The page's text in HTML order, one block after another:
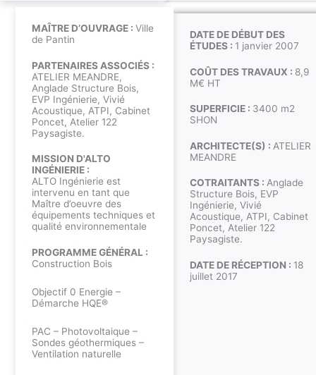
DATE DE DÉBUT DES
ÉTUDES : 1 janvier 2007
COÛT DES TRAVAUX : 8,9
M€ HT
SUPERFICIE : 3400 m2
SHON
ARCHITECTE(S) : ATELIER
MEANDRE
COTRAITANTS : Anglade
Structure Bois, EVP
Ingénierie, Vivié
Acoustique, ATPI, Cabinet
Poncet, Atelier 122
Paysagiste.
DATE DE RÉCEPTION : 18
juillet 2017
MAÎTRE D’OUVRAGE : Ville
de Pantin
PARTENAIRES ASSOCIÉS :
ATELIER MEANDRE,
Anglade Structure Bois,
EVP Ingénierie, Vivié
Acoustique, ATPI, Cabinet
Poncet, Atelier 122
Paysagiste.
MISSION D'ALTO
INGÉNIERIE :
ALTO Ingénierie est
intervenu en tant que
Maître d’oeuvre des
équipements techniques et
qualité environnementale
PROGRAMME GÉNÉRAL :
Construction Bois
Objectif 0 Energie –
Démarche HQE®
PAC – Photovoltaique –
Sondes géothermiques –
Ventilation naturelle